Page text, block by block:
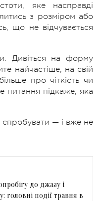
яке насправді
з розміром або
що не відчувається
Дивіться на форму
найчастіше, на свій
про чіткість чи
питання підкаже, яка
спробувати — і вже не
до джазу і
головні події травня в